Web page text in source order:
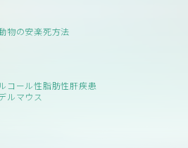
物の安楽死方法
コール性脂肪性肝疾患
ルマウス